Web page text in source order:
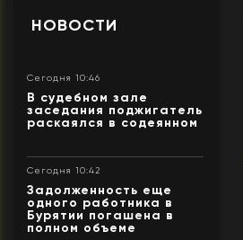
НОВОСТИ
Сегодня 10:46
В судебном зале
заседания поджигатель
раскаялся в содеянном
Сегодня 10:42
Задолженность еще
одного работника в
Бурятии погашена в
полном объеме